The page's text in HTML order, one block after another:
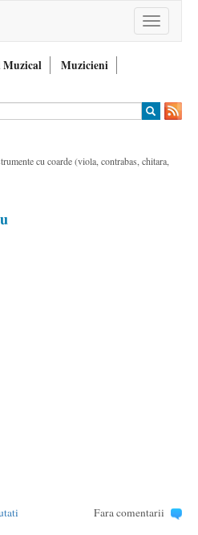
Toggle
navigation
Muzical
Muzicieni
cu coarde (viola, contrabas, chitara,
Fara comentarii